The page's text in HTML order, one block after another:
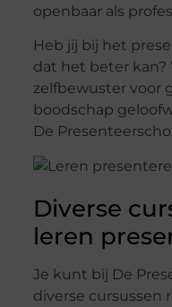
openbaar als
Heb jij bij het
dat het beter kan?
zelfbewuster voor
boodschap
De
Diverse
leren
Je kunt bij De
diverse cursussen